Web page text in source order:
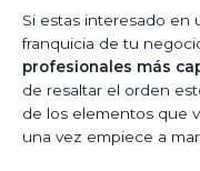
Si estas interesado en
franquicia de tu
profesionales más
de resaltar el orden
de los elementos que
una vez empiece a